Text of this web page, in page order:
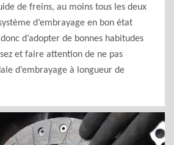
de freins, au moins tous les deux
d’embrayage en bon état
d’adopter de bonnes habitudes
et faire attention de ne pas
d’embrayage à longueur de